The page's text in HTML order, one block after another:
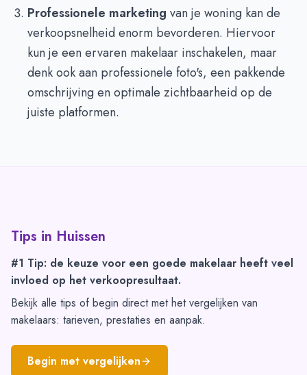
Professionele marketing van je woning kan de
verkoopsnelheid enorm bevorderen. Hiervoor
kun je een ervaren makelaar inschakelen, maar
denk ook aan professionele foto's, een pakkende
omschrijving en optimale zichtbaarheid op de
juiste platformen.
Tips in Huissen
#1 Tip: de keuze voor een goede makelaar heeft veel
invloed op het verkoopresultaat.
Bekijk alle tips of begin direct met het vergelijken van
makelaars: tarieven, prestaties en aanpak.
Begin met vergelijken